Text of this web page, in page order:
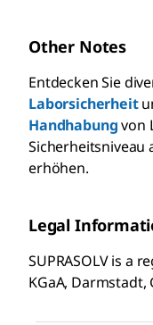
Other Notes
Entdecken Sie
Laborsicherheit
Handhabungvon
Sicherheitsniveau
erhöhen.
Legal
SUPRASOLV is a
KGaA, Darmstadt,